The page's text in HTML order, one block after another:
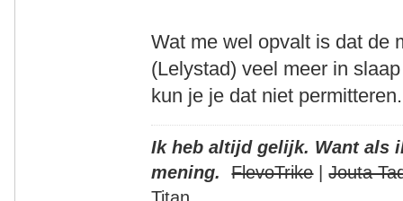
Wat me wel opvalt is dat de
(Lelystad) veel meer in
kun je je dat niet permitteren.
Ik heb altijd gelijk. Want als
mening.
FlevoTrike|Jouta